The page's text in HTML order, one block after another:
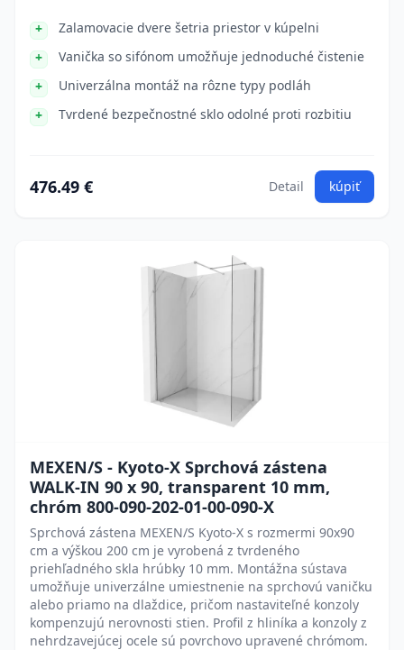
Zalamovacie dvere šetria priestor v kúpelni
Vanička so sifónom umožňuje jednoduché čistenie
Univerzálna montáž na rôzne typy podláh
Tvrdené bezpečnostné sklo odolné proti rozbitiu
476.49 € Detail kúpiť
MEXEN/S - Kyoto-X Sprchová zástena
WALK-IN 90 x 90, transparent 10 mm,
chróm 800-090-202-01-00-090-X
Sprchová zástena MEXEN/S Kyoto-X s rozmermi 90x90
cm a výškou 200 cm je vyrobená z tvrdeného
priehľadného skla hrúbky 10 mm. Montážna sústava
umožňuje univerzálne umiestnenie na sprchovú vaničku
alebo priamo na dlaždice, pričom nastaviteľné konzoly
kompenzujú nerovnosti stien. Profil z hliníka a konzoly z
nehrdzavejúcej ocele sú povrchovo upravené chrómom.